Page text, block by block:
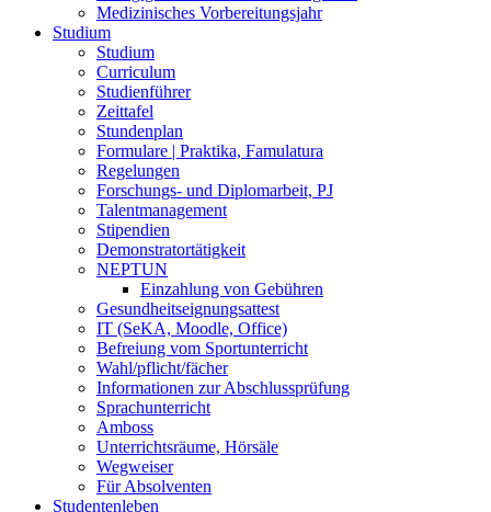
Medizinisches Vorbereitungsjahr
Studium
Studium
Curriculum
Studienführer
Zeittafel
Stundenplan
Formulare | Praktika, Famulatura
Regelungen
Forschungs- und Diplomarbeit, PJ
Talentmanagement
Stipendien
Demonstratortätigkeit
NEPTUN
Einzahlung von Gebühren
Gesundheitseignungsattest
IT (SeKA, Moodle, Office)
Befreiung vom Sportunterricht
Wahl/pflicht/fächer
Informationen zur Abschlussprüfung
Sprachunterricht
Amboss
Unterrichtsräume, Hörsäle
Wegweiser
Für Absolventen
Studentenleben